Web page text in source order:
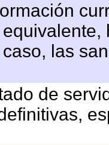
las
de